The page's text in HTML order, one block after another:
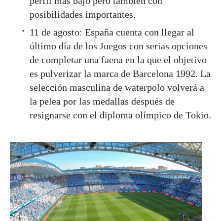
posibilidades importantes.
11 de agosto: España cuenta con llegar al
último día de los Juegos con serias opciones
de completar una faena en la que el objetivo
es pulverizar la marca de Barcelona 1992. La
selección masculina de waterpolo volverá a
la pelea por las medallas después de
resignarse con el diploma olímpico de Tokio.